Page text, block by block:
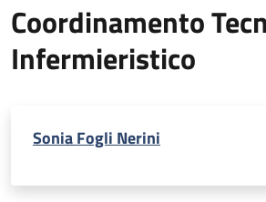
Coordinamento
Infermieristico
Sonia Fogli Nerini